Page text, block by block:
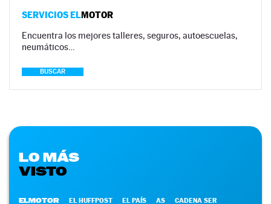
SERVICIOS ELMOTOR
Encuentra los mejores talleres, seguros, autoescuelas,
neumáticos…
BUSCAR
LO MÁS
VISTO
ELMOTOR EL HUFFPOST EL PAÍS AS CADENA SER